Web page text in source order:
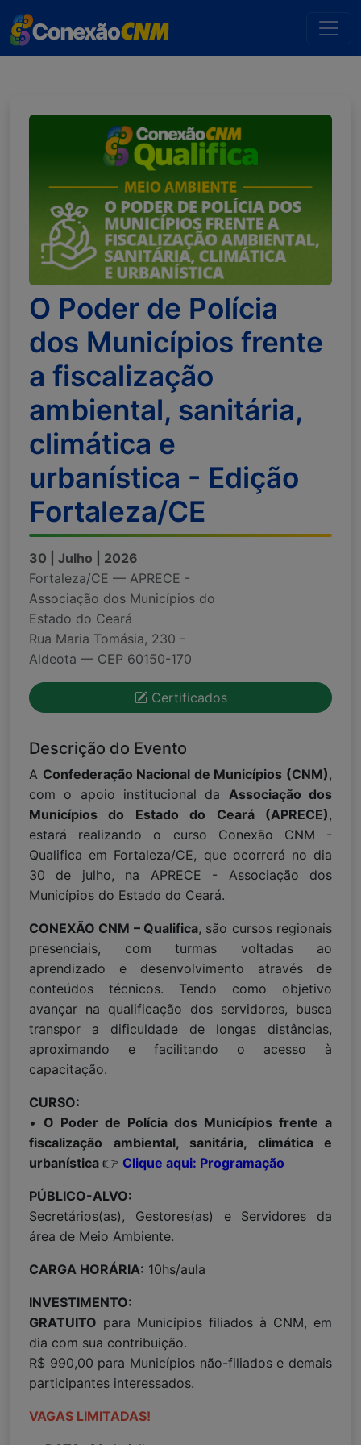
O Poder de Polícia
dos Municípios frente
a fiscalização
ambiental, sanitária,
climática e
urbanística - Edição
Fortaleza/CE
30 | Julho | 2026
Fortaleza/CE — APRECE -
Associação dos Municípios do
Estado do Ceará
Rua Maria Tomásia, 230 -
Aldeota — CEP 60150-170
Certificados
Descrição do Evento
A Confederação Nacional de Municípios (CNM) ,
com o apoio institucional da Associação dos
Municípios do Estado do Ceará (APRECE) ,
estará realizando o curso Conexão CNM -
Qualifica em Fortaleza/CE, que ocorrerá no dia
30 de julho, na APRECE - Associação dos
Municípios do Estado do Ceará.
CONEXÃO CNM – Qualifica, são cursos regionais
presenciais, com turmas voltadas ao
aprendizado e desenvolvimento através de
conteúdos técnicos. Tendo como objetivo
avançar na qualificação dos servidores, busca
transpor a dificuldade de longas distâncias,
aproximando e facilitando o acesso à
capacitação.
CURSO:
• O Poder de Polícia dos Municípios frente a
fiscalização ambiental, sanitária, climática e
urbanística 👉 Clique aqui: Programação
PÚBLICO-ALVO:
Secretários(as), Gestores(as) e Servidores da
área de Meio Ambiente.
CARGA HORÁRIA: 10hs/aula
INVESTIMENTO:
GRATUITO para Municípios filiados à CNM, em
dia com sua contribuição.
R$ 990,00 para Municípios não-filiados e demais
participantes interessados.
VAGAS LIMITADAS!